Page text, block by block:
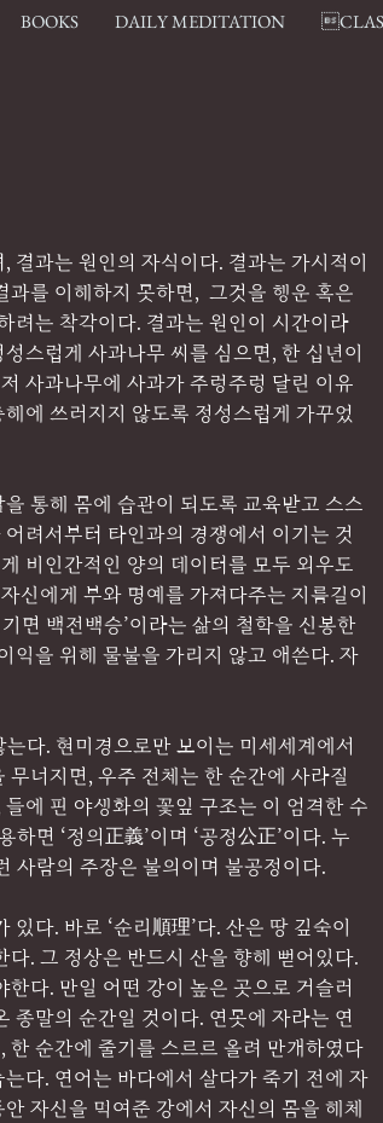
BOOKS DAILY MEDITATION
과는 원인의 자식이다. 결과는 가시적이
를 이해하지 못하면,  그것을 행운 혹은
려는 착각이다. 결과는 원인이 시간이라
스럽게 사과나무 씨를 심으면, 한 십년이
사과나무에 사과가 주렁주렁 달린 이유
에 쓰러지지 않도록 정성스럽게 가꾸었
통해 몸에 습관이 되도록 교육받고 스스
려서부터 타인과의 경쟁에서 이기는 것
비인간적인 양의 데이터를 모두 외우도
신에게 부와 명예를 가져다주는 지름길이
면 백전백승’이라는 삶의 철학을 신봉한
익을 위해 물불을 가리지 않고 애쓴다. 자
다. 현미경으로만 보이는 미세세계에서
너지면, 우주 전체는 한 순간에 사라질
에 핀 야생화의 꽃잎 구조는 이 엄격한 수
면 ‘정의正義’이며 ‘공정公正’이다. 누
사람의 주장은 불의이며 불공정이다.
다. 바로 ‘순리順理’다. 산은 땅 깊숙이
. 그 정상은 반드시 산을 향해 뻗어있다.
다. 만일 어떤 강이 높은 곳으로 거슬러
종말의 순간일 것이다. 연못에 자라는 연
한 순간에 줄기를 스르르 올려 만개하였다
다. 연어는 바다에서 살다가 죽기 전에 자
자신을 먹여준 강에서 자신의 몸을 해체